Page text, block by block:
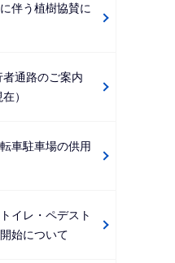
伴う植樹協賛に
通路のご案内
）
車駐車場の供用
イレ・ペデスト
始について